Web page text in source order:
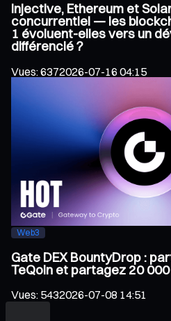
Injective, Ethereum et
concurrentiel — les
1 évoluent-elles vers un
différencié ?
Vues:6372026-07-16 04:15
Web3
Gate DEX BountyDrop :
TeQoin et partagez 20
Vues: 5432026-07-08 14:51